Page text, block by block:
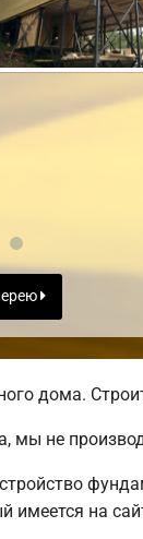
дома.
мы не
имеется на